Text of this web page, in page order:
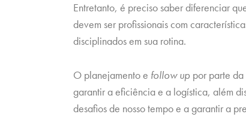
Entretanto, é preciso saber diferenciar
devem ser profissionais com
disciplinados em sua rotina.
O planejamento e follow up por parte
garantir a eficiência e a logística, além
desafios de nosso tempo e a garantir a